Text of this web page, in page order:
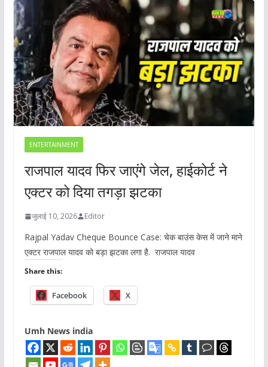
ENTERTAINMENT
राजपाल यादव फिर जाएंगे जेल, हाईकोर्ट ने
एक्टर को दिया तगड़ा झटका
जुलाई 10, 2026 Editor
Rajpal Yadav Cheque Bounce Case: चेक बाउंस केस में जाने माने
एक्टर राजपाल यादव को बड़ा झटका लगा है. राजपाल यादव
Share this:
Facebook X
Umh News india